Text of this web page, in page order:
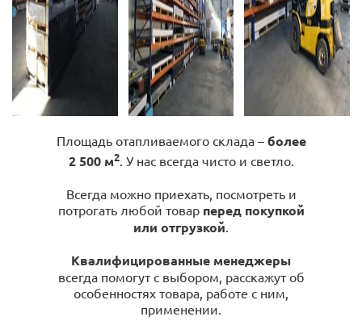
Площадь отапливаемого склада – более
2 500 м2. У нас всегда чисто и светло.
Всегда можно приехать, посмотреть и
потрогать любой товар перед покупкой
или отгрузкой.
Квалифицированные менеджеры
всегда помогут с выбором, расскажут об
особенностях товара, работе с ним,
применении.